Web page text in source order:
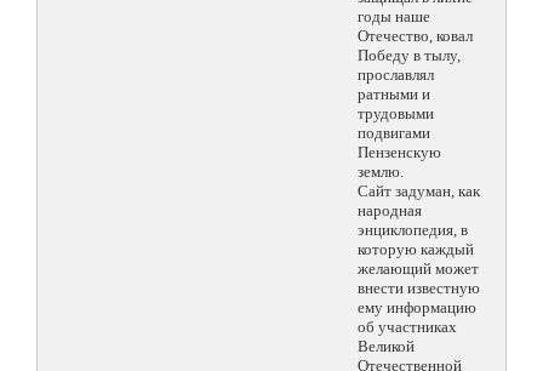
годы наше
Отечество, ковал
Победу в тылу,
прославлял
ратными и
трудовыми
подвигами
Пензенскую
землю.
Сайт задуман, как
народная
энциклопедия, в
которую каждый
желающий может
внести известную
ему информацию
об участниках
Великой
Отечественной